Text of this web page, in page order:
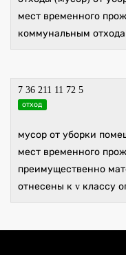
мест временного
коммунальным
7 36 211 11 72 5
отход
мусор от уборки
мест временного
преимущественно
отнесены к v классу